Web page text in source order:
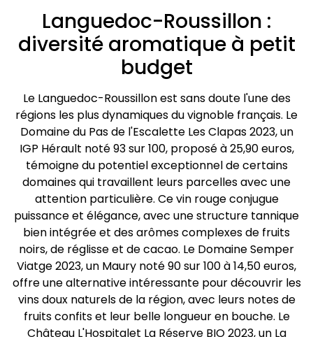
Languedoc-Roussillon :
diversité aromatique à petit
budget
Le Languedoc-Roussillon est sans doute l'une des
régions les plus dynamiques du vignoble français. Le
Domaine du Pas de l'Escalette Les Clapas 2023, un
IGP Hérault noté 93 sur 100, proposé à 25,90 euros,
témoigne du potentiel exceptionnel de certains
domaines qui travaillent leurs parcelles avec une
attention particulière. Ce vin rouge conjugue
puissance et élégance, avec une structure tannique
bien intégrée et des arômes complexes de fruits
noirs, de réglisse et de cacao. Le Domaine Semper
Viatge 2023, un Maury noté 90 sur 100 à 14,50 euros,
offre une alternative intéressante pour découvrir les
vins doux naturels de la région, avec leurs notes de
fruits confits et leur belle longueur en bouche. Le
Château L'Hospitalet La Réserve BIO 2023, un La